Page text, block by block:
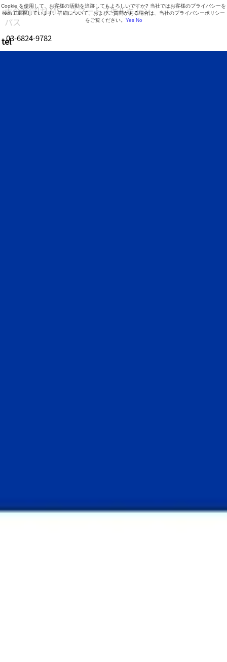
tel03-6824-9782
大企業向けLMS・スマートスキルキャン
パス
Cookie を使用して、お客様の活動を追跡してもよろしいですか? 当社ではお客様のプライバシーを
極めて重視しています。詳細について、およびご質問がある場合は、当社のプライバシーポリシー
をご覧ください。 Yes No